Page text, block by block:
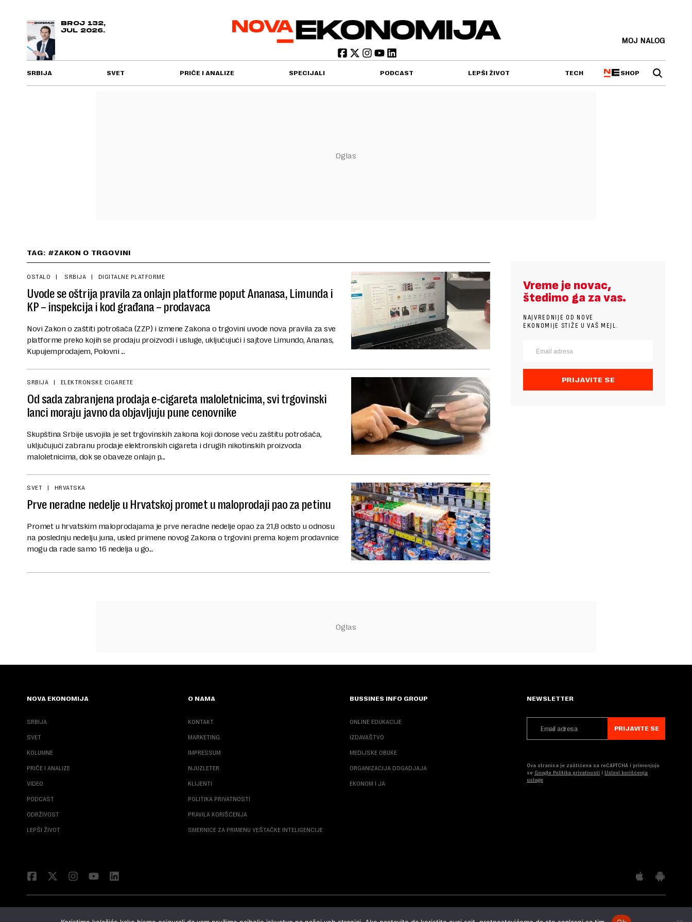
BROJ 132,
JUL 2026.
MOJ NALOG
SRBIJA SVET PRIČE I ANALIZE SPECIJALI PODCAST LEPŠI ŽIVOT TECH SHOP
TAG: #ZAKON O TRGOVINI
OSTALO SRBIJA DIGITALNE PLATFORME
Uvode se oštrija pravila za onlajn platforme poput Ananasa, Limunda i
KP – inspekcija i kod građana – prodavaca
Novi Zakon o zaštiti potrošača (ZZP) i izmene Zakona o trgovini uvode nova pravila za sve
platforme preko kojih se prodaju proizvodi i usluge, uključujući i sajtove Limundo, Ananas,
Kupujemprodajem, Polovni ...
SRBIJA ELEKTRONSKE CIGARETE
Od sada zabranjena prodaja e-cigareta maloletnicima, svi trgovinski
lanci moraju javno da objavljuju pune cenovnike
Skupština Srbije usvojila je set trgovinskih zakona koji donose veću zaštitu potrošača,
uključujući zabranu prodaje elektronskih cigareta i drugih nikotinskih proizvoda
maloletnicima, dok se obaveze onlajn p...
SVET HRVATSKA
Prve neradne nedelje u Hrvatskoj promet u maloprodaji pao za petinu
Promet u hrvatskim maloprodajama je prve neradne nedelje opao za 21,8 odsto u odnosu
na poslednju nedelju juna, usled primene novog Zakona o trgovini prema kojem prodavnice
mogu da rade samo 16 nedelja u go...
Vreme je novac,
štedimo ga za vas.
NAJVREDNIJE OD NOVE
EKONOMIJE STIŽE U VAŠ MEJL.
PRIJAVITE SE
NOVA EKONOMIJA
SRBIJA
SVET
KOLUMNE
PRIČE I ANALIZE
VIDEO
PODCAST
ODRŽIVOST
LEPŠI ŽIVOT
O NAMA
KONTAKT
MARKETING
IMPRESSUM
NJUZLETER
KLIJENTI
POLITIKA PRIVATNOSTI
PRAVILA KORIŠĆENJA
SMERNICE ZA PRIMENU VEŠTAČKE INTELIGENCIJE
BUSSINES INFO GROUP
ONLINE EDUKACIJE
IZDAVAŠTVO
MEDIJSKE OBUKE
ORGANIZACIJA DOGADJAJA
EKONOM I JA
NEWSLETTER
PRIJAVITE SE
Ova stranica je zaštićena sa reCAPTCHA i primenjuju
se Google Politika privatnosti i Uslovi korišćenja
usluge